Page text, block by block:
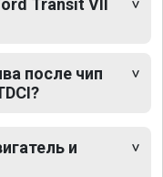
Transit VII
после чип
и